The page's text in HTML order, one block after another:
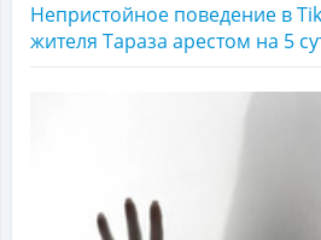
Непристойное поведение в
жителя Тараза арестом на 5